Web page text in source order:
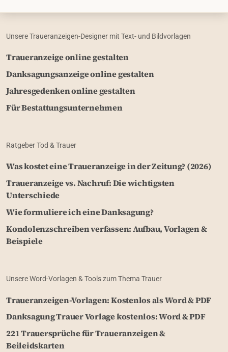
Unsere Traueranzeigen-Designer mit Text- und Bildvorlagen
Traueranzeige online gestalten
Danksagungsanzeige online gestalten
Jahresgedenken online gestalten
Für Bestattungsunternehmen
Ratgeber Tod & Trauer
Was kostet eine Traueranzeige in der Zeitung? (2026)
Traueranzeige vs. Nachruf: Die wichtigsten
Unterschiede
Wie formuliere ich eine Danksagung?
Kondolenzschreiben verfassen: Aufbau, Vorlagen &
Beispiele
Unsere Word-Vorlagen & Tools zum Thema Trauer
Traueranzeigen-Vorlagen: Kostenlos als Word & PDF
Danksagung Trauer Vorlage kostenlos: Word & PDF
221 Trauersprüche für Traueranzeigen &
Beileidskarten